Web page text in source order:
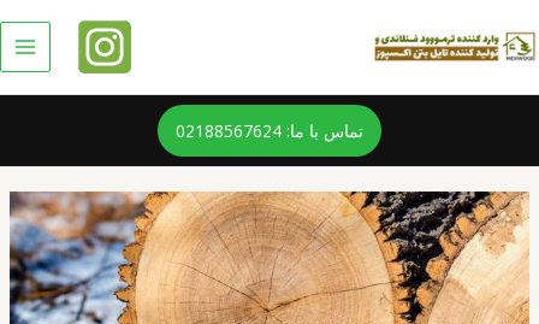
به
محتوا
تماس با ما: 02188567624